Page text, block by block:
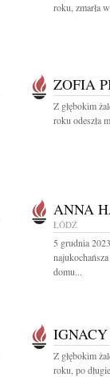
roku, zmarła
ZOFIA
Z głębokim
roku odeszła
ANNA
ŁÓDŹ
5 grudnia
domu...
Z głębokim
roku, po